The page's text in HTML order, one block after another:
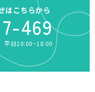
はこちらから
469
平日10:00~18:00